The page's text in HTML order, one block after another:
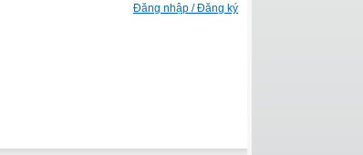
Đăng nhập / Đăng ký